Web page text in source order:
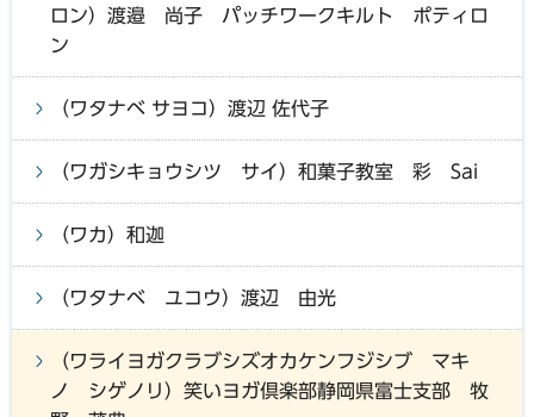
ロン）渡邉 尚子 パッチワークキルト ポティロ
ン
（ワタナベ サヨコ）渡辺 佐代子
（ワガシキョウシツ サイ）和菓子教室 彩 Sai
（ワカ）和迦
（ワタナベ ユコウ）渡辺 由光
（ワライヨガクラブシズオカケンフジシブ マキ
ノ シゲノリ）笑いヨガ倶楽部静岡県富士支部 牧